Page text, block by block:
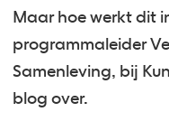
Maar hoe werkt dit
programmaleider
Samenleving, bij
blog over.